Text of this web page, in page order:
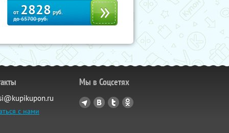
от 2828 руб.
до65700руб.
с нами
Мы в Соцсетях